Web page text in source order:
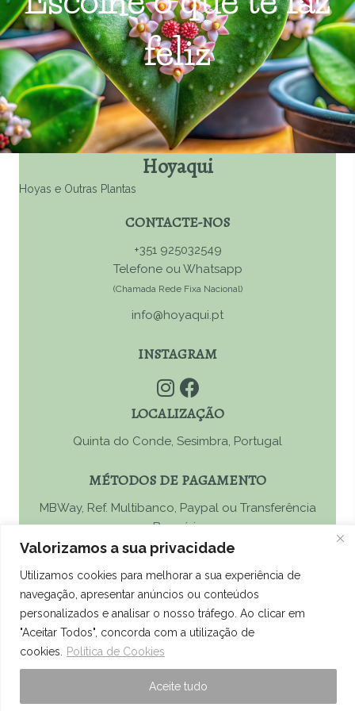
Valorizamos a sua privacidade
Utilizamos cookies para melhorar a sua experiência de
navegação, apresentar anúncios ou conteúdos
personalizados e analisar o nosso tráfego. Ao clicar em
"Aceitar Todos", concorda com a utilização de
cookies.
Política de Cookies
Aceite tudo
feliz
Hoyaqui
Hoyas e Outras Plantas
CONTACTE-NOS
+351 925032549
Telefone ou Whatsapp
(Chamada Rede Fixa Nacional)
info@hoyaqui.pt
INSTAGRAM
LOCALIZAÇÃO
Quinta do Conde, Sesimbra, Portugal
MÉTODOS DE PAGAMENTO
MBWay, Ref. Multibanco, Paypal ou Transferência
Bancária
Termos e Condições
Política de Privacidade
Política de Cookies
Resolução de Litígios
Livro de Reclamações Online